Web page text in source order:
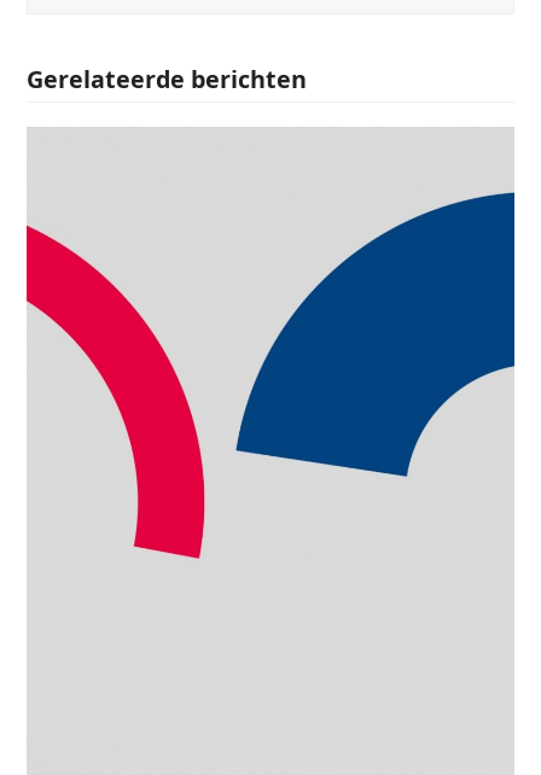
Gerelateerde berichten